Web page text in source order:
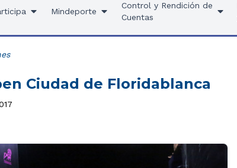
Mindeporte
Control y Rendición de
Cuentas
Ciudad de Floridablanca